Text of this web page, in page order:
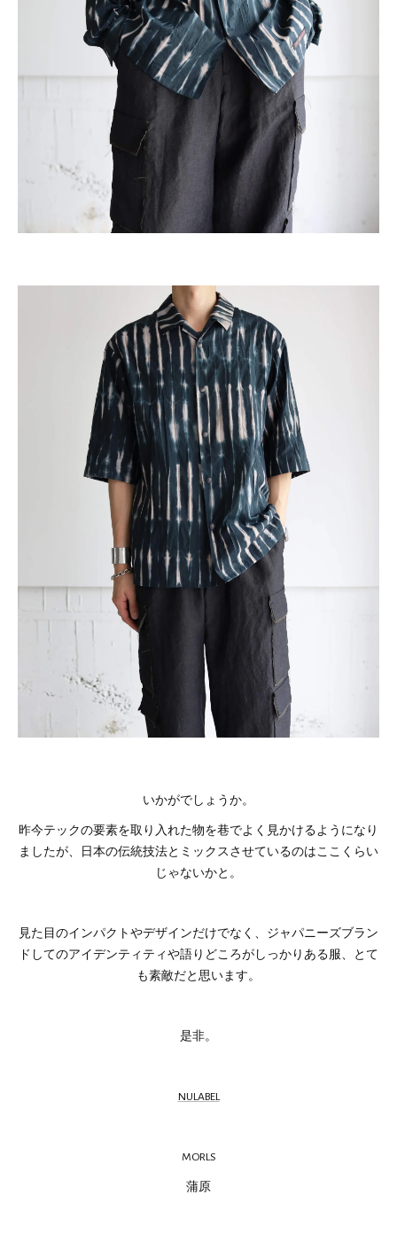
いかがでしょうか。
昨今テックの要素を取り入れた物を巷でよく見かけるようになり
ましたが、日本の伝統技法とミックスさせているのはここくらい
じゃないかと。
見た目のインパクトやデザインだけでなく、ジャパニーズブラン
ドしてのアイデンティティや語りどころがしっかりある服、とて
も素敵だと思います。
是非。
NULABEL
MORLS
蒲原